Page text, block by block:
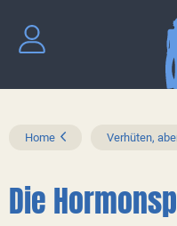
Home Verhüten,
Die